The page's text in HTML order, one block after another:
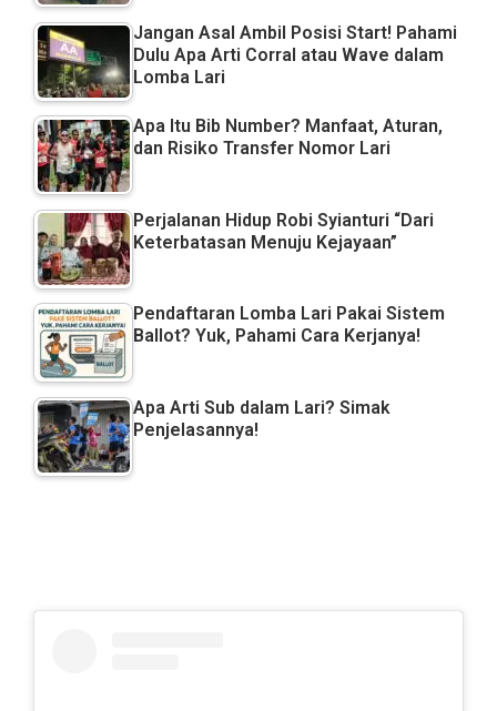
Jangan Asal Ambil Posisi Start! Pahami
Dulu Apa Arti Corral atau Wave dalam
Lomba Lari
Apa Itu Bib Number? Manfaat, Aturan,
dan Risiko Transfer Nomor Lari
Perjalanan Hidup Robi Syianturi “Dari
Keterbatasan Menuju Kejayaan”
Pendaftaran Lomba Lari Pakai Sistem
Ballot? Yuk, Pahami Cara Kerjanya!
Apa Arti Sub dalam Lari? Simak
Penjelasannya!